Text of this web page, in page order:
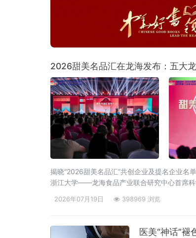
2026甜美名品汇在龙海发布：五大
揭晓“2026甜美名品汇”共创企业及提名企业名
浙江大学——龙海食品产业联合研究中心首席科
2026年07月19日 398969 浏览
医美“神话”